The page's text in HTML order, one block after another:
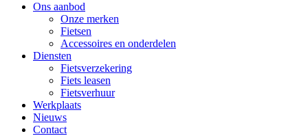
Ons aanbod
Onze merken
Fietsen
Accessoires en onderdelen
Diensten
Fietsverzekering
Fiets leasen
Fietsverhuur
Werkplaats
Nieuws
Contact